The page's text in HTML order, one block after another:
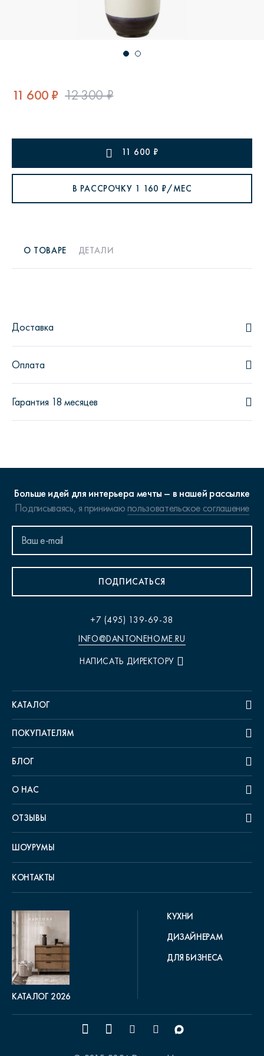
11 600 ₽ 12 300 ₽
11 600 ₽
В РАССРОЧКУ 1 160 ₽/МЕС
О ТОВАРЕ ДЕТАЛИ
Доставка
Оплата
Гарантия 18 месяцев
Больше идей для интерьера мечты – в нашей рассылке
Подписываясь, я принимаюпользовательское соглашение
ПОДПИСАТЬСЯ
+7 (495) 139-69-38
INFO@DANTONEHOME.RU
НАПИСАТЬ ДИРЕКТОРУ
КАТАЛОГ
ПОКУПАТЕЛЯМ
БЛОГ
О НАС
ОТЗЫВЫ
ШОУРУМЫ
КОНТАКТЫ
КАТАЛОГ 2026
КУХНИ
ДИЗАЙНЕРАМ
ДЛЯ БИЗНЕСА